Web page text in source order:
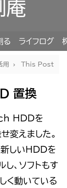
る ライフログ
用 This Post
置換
HDDを
変えました。
しいHDDを
し、ソフトもす
く動いている